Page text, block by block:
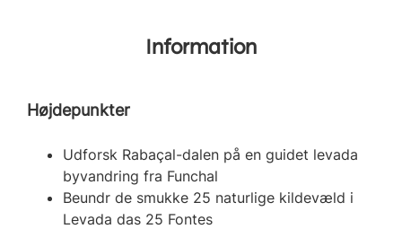
Information
Højdepunkter
Udforsk Rabaçal-dalen på en guidet levada
byvandring fra Funchal
Beundr de smukke 25 naturlige kildevæld i
Levada das 25 Fontes